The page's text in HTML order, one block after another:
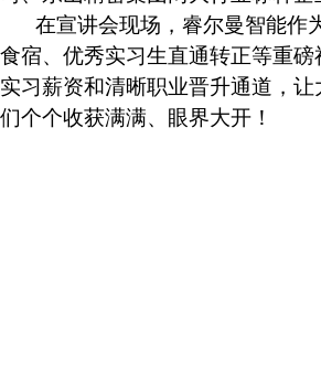
在宣讲会现场，睿尔曼智能作
食宿、优秀实习生直通转正等重
实习薪资和清晰职业晋升通道，
们个个收获满满、眼界大开！